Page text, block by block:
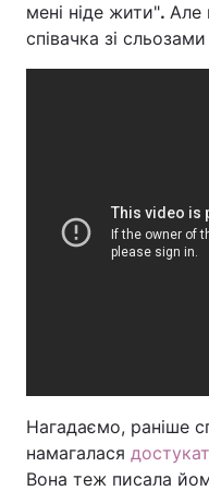
мені ніде жити". Але
співачка зі
Нагадаємо, раніше
намагалася
Вона теж писала